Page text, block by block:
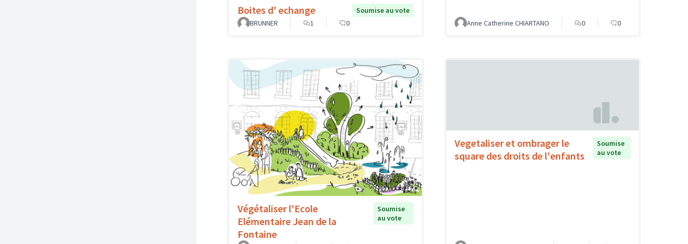
Boites d' echange
Soumise au vote
BRUNNER
1 0 Anne Catherine CHIARTANO 0 0
Végétaliser l'Ecole
Elémentaire Jean de la
Fontaine
Soumise
au vote
Vegetaliser et ombrager le
square des droits de l'enfants
Soumise
au vote